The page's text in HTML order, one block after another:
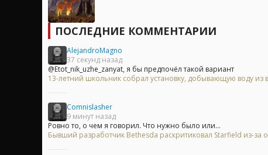
ПОСЛЕДНИЕ КОММЕНТАРИИ
AlejandroMagno
37 секунд назад
@Etot_nik_uzhe_zanyat, я бы предпочёл такой вариант
13-летний школьник собрал установку, добывающую воду из
Comnislasher
9 минут назад
Ровно то, о чем я говорил. Что нужно было или...
Бывший разработчик Bethesda раскритиковал Starfield из-за